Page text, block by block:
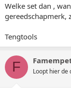
Welke set dan ,
gereedschapmerk,
Tengtools
F Loopt hier de